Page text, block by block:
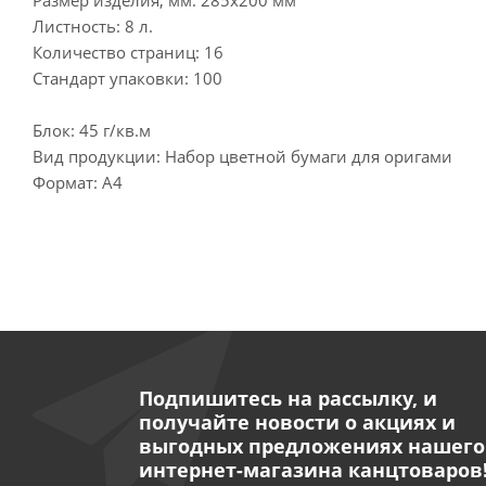
Листность: 8 л.
Количество страниц: 16
Стандарт упаковки: 100
Блок: 45 г/кв.м
Вид продукции: Набор цветной бумаги для оригами
Формат: А4
Подпишитесь на рассылку, и
получайте новости о акциях и
выгодных предложениях нашего
интернет-магазина